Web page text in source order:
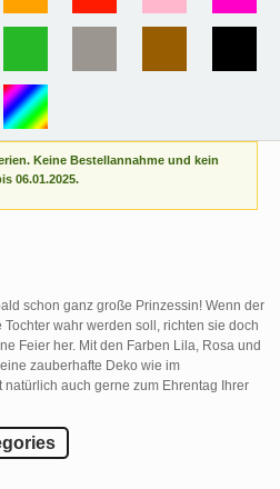
Keine Bestellannahme und kein
06.01.2025.
schon ganz große Prinzessin! Wenn der
wahr werden soll, richten sie doch
Feier her. Mit den Farben Lila, Rosa und
zauberhafte Deko wie im
natürlich auch gerne zum Ehrentag Ihrer